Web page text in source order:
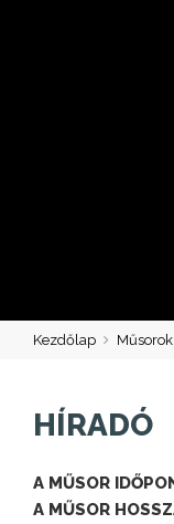
Kezdőlap Műsorok
HÍRADÓ
A MŰSOR
A MŰSOR